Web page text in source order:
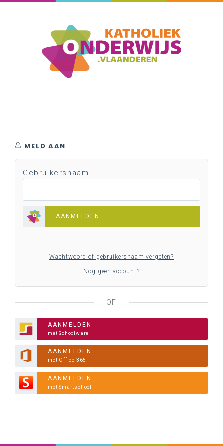
MELD AAN
Gebruikersnaam
AANMELDEN
Wachtwoord of gebruikersnaam vergeten?
Nog geen account?
OF
AANMELDEN
met Schoolware
AANMELDEN
met Office 365
AANMELDEN
met Smartschool